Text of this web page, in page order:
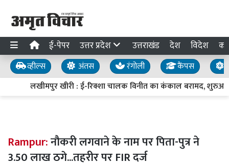
ई-पेपर उत्तर प्रदेश उत्तराखंड देश विदेश
व्हील्स अंतस रंगोली कैंपस
लखीमपुर खीरी : ई-रिक्शा चालक विनीत का कंकाल बरामद,
Rampur:नौकरी लगवाने के नाम पर पिता-पुत्र ने
3.50 लाख ठगे...तहरीर पर FIR दर्ज